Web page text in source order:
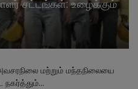
சட்டங்கள்: உழைக்கும்
மற்றும் மந்தநிலையை